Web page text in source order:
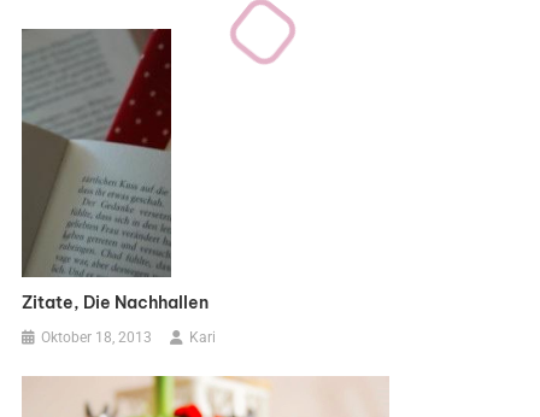
Zitate, Die Nachhallen
Oktober 18, 2013 Kari